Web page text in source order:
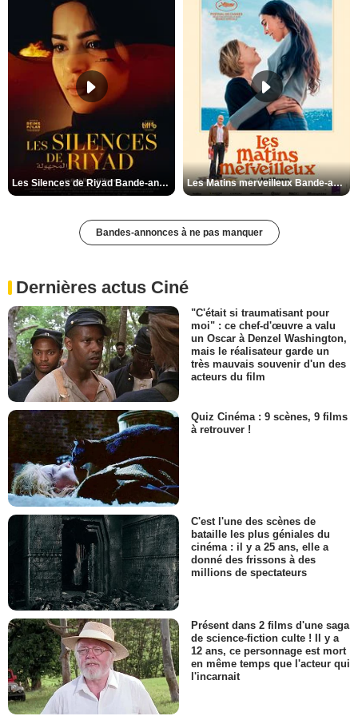
Les Silences de Riyad Bande-annonce VO STFR Les Matins merveilleux Bande-annonce VF
Bandes-annonces à ne pas manquer
Dernières actus Ciné
"C'était si traumatisant pour
moi" : ce chef-d'œuvre a valu
un Oscar à Denzel Washington,
mais le réalisateur garde un
très mauvais souvenir d'un des
acteurs du film
Quiz Cinéma : 9 scènes, 9 films
à retrouver !
C'est l'une des scènes de
bataille les plus géniales du
cinéma : il y a 25 ans, elle a
donné des frissons à des
millions de spectateurs
Présent dans 2 films d'une saga
de science-fiction culte ! Il y a
12 ans, ce personnage est mort
en même temps que l'acteur qui
l'incarnait